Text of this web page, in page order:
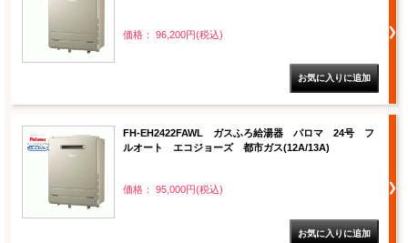
価格： 96,200円(税込)
FH-EH2422FAWL ガスふろ給湯器 パロマ 24号 フ
ルオート エコジョーズ 都市ガス(12A/13A)
価格： 95,000円(税込)